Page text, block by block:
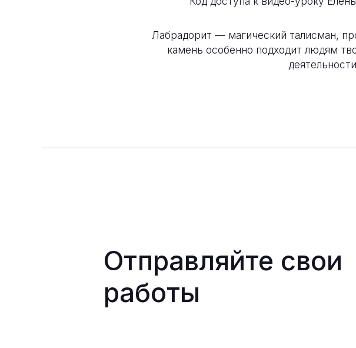
Лабрадорит — магический талисман,
камень особенно подходит людям
Отправляйте свои
работы